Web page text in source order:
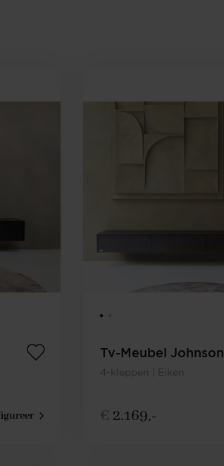
Tv-Meubel Johnson
4-kleppen | Eiken
€ 2.169,-